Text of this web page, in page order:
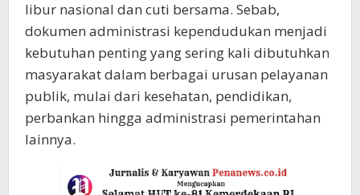
libur nasional dan cuti bersama. Sebab,
dokumen administrasi kependudukan menjadi
kebutuhan penting yang sering kali dibutuhkan
masyarakat dalam berbagai urusan pelayanan
publik, mulai dari kesehatan, pendidikan,
perbankan hingga administrasi pemerintahan
lainnya.